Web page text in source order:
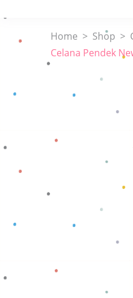
Home > Shop >
Celana Pendek